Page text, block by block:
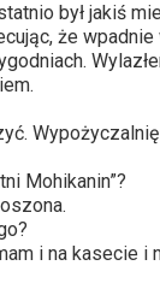
był jakiś
że
Mohikanin”?
i na kasecie i